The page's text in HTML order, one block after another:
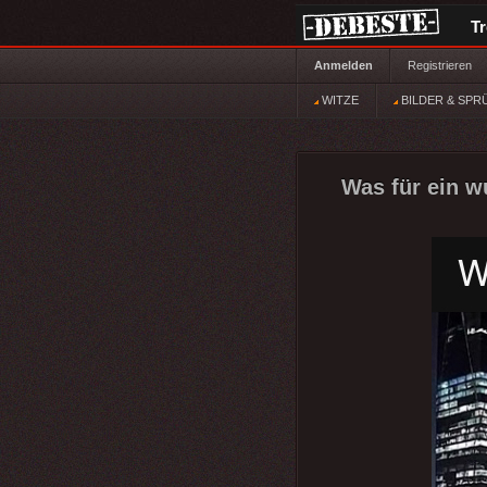
Anmelden Registrieren
WITZE BILDER &
Was für ein